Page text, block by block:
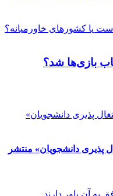
بازی‌ها شد؟
پذیری دانشجویان» منتشر